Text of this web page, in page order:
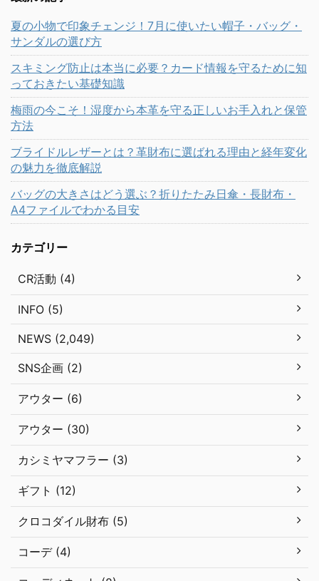
夏の小物で印象チェンジ！7月に使いたい帽子・バッグ・
サンダルの選び方
スキミング防止は本当に必要？カード情報を守るために知
っておきたい基礎知識
梅雨の今こそ！湿度から本革を守る正しいお手入れと保管
方法
ブライドルレザーとは？革財布に選ばれる理由と経年変化
の魅力を徹底解説
バッグの大きさはどう選ぶ？折りたたみ日傘・長財布・
A4ファイルでわかる目安
カテゴリー
CR活動 (4)
INFO (5)
NEWS (2,049)
SNS企画 (2)
アウター (6)
アウター (30)
カシミヤマフラー (3)
ギフト (12)
クロコダイル財布 (5)
コーデ (4)